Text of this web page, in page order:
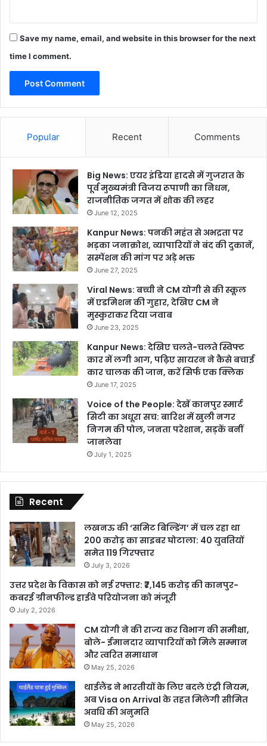
Save my name, email, and website in this browser for the next
time I comment.
Popular Recent Comments
Big News: एयर इंडिया हादसे में गुजरात के
पूर्व मुख्यमंत्री विजय रूपाणी का निधन,
राजनीतिक जगत में शोक की लहर
June 12, 2025
Kanpur News: पनकी महंत से अभद्रता पर
भड़का जनाक्रोश, व्यापारियों ने बंद की दुकानें,
सस्पेंशन की मांग पर अड़े भक्त
June 27, 2025
Viral News: बच्ची ने CM योगी से की स्कूल
में एडमिशन की गुहार, देखिए CM ने
मुस्कुराकर दिया जवाब
June 23, 2025
Kanpur News: देखिए चलते-चलते स्विफ्ट
कार में लगी आग, पढ़िए सायरन ने कैसे बचाई
कार चालक की जान, करें सिर्फ एक क्लिक
June 17, 2025
Voice of the People: देखें कानपुर स्मार्ट
सिटी का अधूरा सच: बारिश में खुली नगर
निगम की पोल, जनता परेशान, सड़कें बनीं
जानलेवा
July 1, 2025
Recent
लखनऊ की ‘समिट बिल्डिंग’ में चल रहा था
200 करोड़ का साइबर घोटाला: 40 युवतियों
समेत 119 गिरफ्तार
July 3, 2026
उत्तर प्रदेश के विकास को नई रफ्तार: ₹7,145 करोड़ की कानपुर-
कबरई ग्रीनफील्ड हाईवे परियोजना को मंजूरी
July 2, 2026
CM योगी ने की राज्य कर विभाग की समीक्षा,
बोले- ईमानदार व्यापारियों को मिले सम्मान
और त्वरित समाधान
May 25, 2026
थाईलैंड ने भारतीयों के लिए बदले एंट्री नियम,
अब Visa on Arrival के तहत मिलेगी सीमित
अवधि की अनुमति
May 25, 2026